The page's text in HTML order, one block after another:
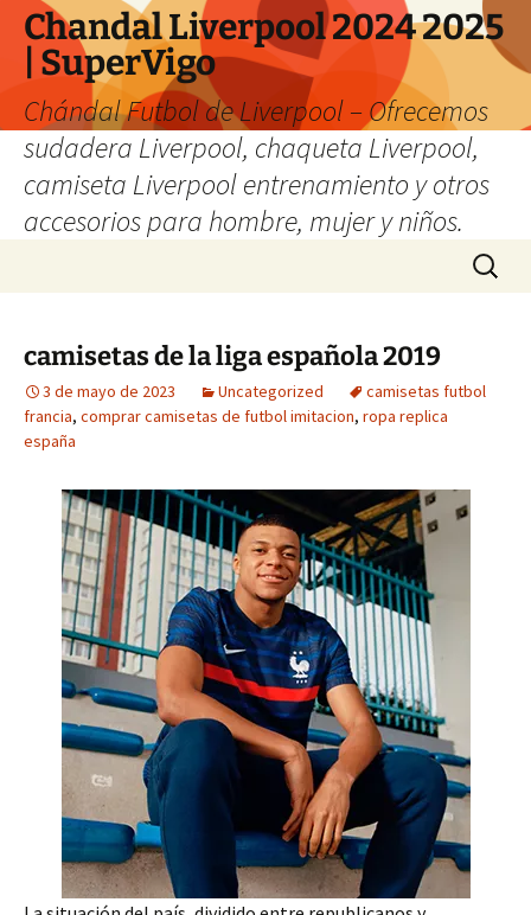
Chandal Liverpool 2024 2025
| SuperVigo
Chándal Futbol de Liverpool – Ofrecemos
sudadera Liverpool, chaqueta Liverpool,
camiseta Liverpool entrenamiento y otros
accesorios para hombre, mujer y niños.
Buscar:
camisetas de la liga española 2019
3 de mayo de 2023 Uncategorized
camisetas futbol
francia, comprar camisetas de futbol imitacion, ropa replica
españa